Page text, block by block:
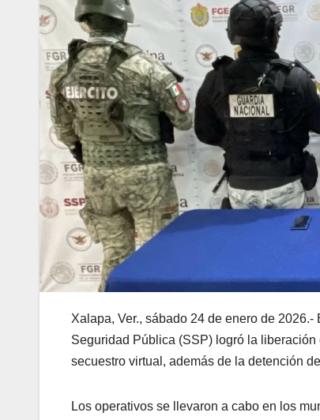
Xalapa, Ver., sábado 24 de enero de
Seguridad Pública (SSP) logró la
secuestro virtual, además de la detención
Los operativos se llevaron a cabo en los